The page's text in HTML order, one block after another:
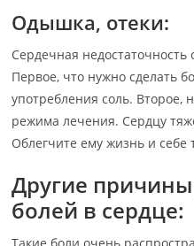
Одышка, отеки:
Сердечная недостаточность
Первое, что нужно сделать
употребления соль. Второе,
режима лечения. Сердцу
Облегчите ему жизнь и себе
Другие
болей в сердце:
Такие боли очень